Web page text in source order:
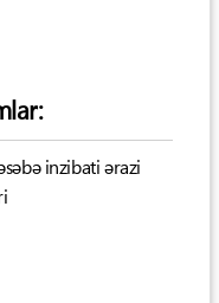
inzibati ərazi